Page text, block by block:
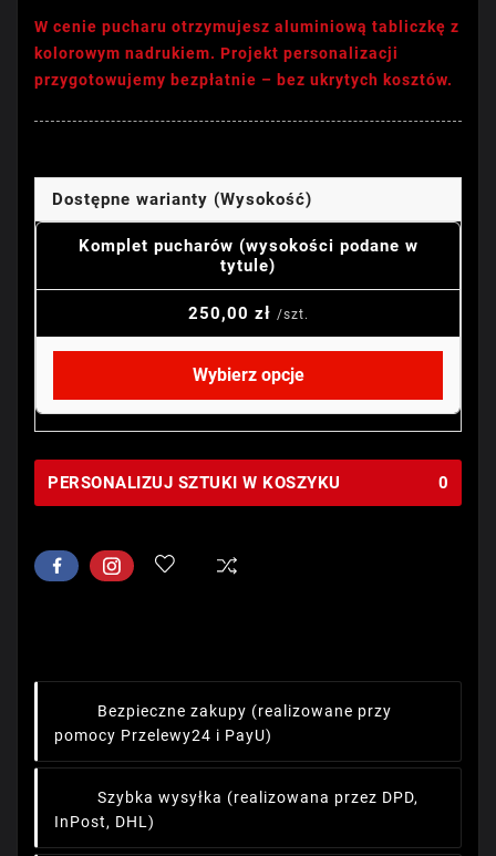
W cenie pucharu otrzymujesz aluminiową tabliczkę z
kolorowym nadrukiem. Projekt personalizacji
przygotowujemy bezpłatnie – bez ukrytych kosztów.
Dostępne warianty (Wysokość)
Komplet pucharów (wysokości podane w
tytule)
250,00 zł /szt.
Wybierz opcje
PERSONALIZUJ SZTUKI W KOSZYKU 0
Bezpieczne zakupy (realizowane przy
pomocy Przelewy24 i PayU)
Szybka wysyłka (realizowana przez DPD,
InPost, DHL)